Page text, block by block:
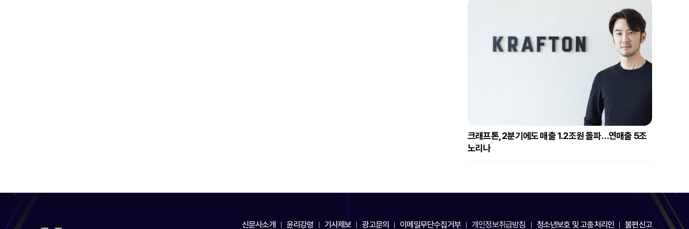
크래프톤, 2분기에도 매출 1.2조원 돌파…연매출 5조
노리나
신문사소개 윤리강령 기사제보 광고문의 이메일무단수집거부 개인정보취급방침 청소년보호 및 고충처리인 불편신고